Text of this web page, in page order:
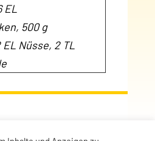
EL
500 g
Nüsse, 2 TL